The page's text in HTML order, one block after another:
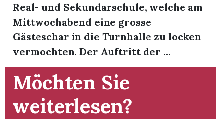
Real- und Sekundarschule, welche am
Mittwochabend eine grosse
Gästeschar in die Turnhalle zu locken
vermochten. Der Auftritt der ...
Möchten Sie
weiterlesen?